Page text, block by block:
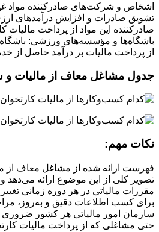
اشخاص و شرکت‌های صادرکننده مواد
تشویق صادرات و افزایش درآمدهای
صادرکننده این مواد از پرداخت مالیات
باشگاه‌ها و مؤسسه‌های ورزشی:
از پرداخت مالیات بر درآمد حاصل
جدول مشاغل معاف از مالیات و
نکات مهم:
فهرست ارائه شده از مشاغل معاف از
تصویر کلی از این موضوع ارائه می‌دهد
مقررات مالیاتی در هر دوره زمانی
برای کسب اطلاعات دقیق و به‌روز،
سازمان امور مالیاتی هر کشور
حتی مشاغلی که از پرداخت مالیات